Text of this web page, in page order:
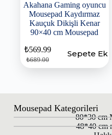
Akahana Gaming oyuncu
Mousepad Kaydırmaz
Kauçuk Dikişli Kenar
90×40 cm Mousepad
₺689.00
₺569.99 Sepete Ekle
Mousepad Kategorileri
80*30 cm
48*40 cm